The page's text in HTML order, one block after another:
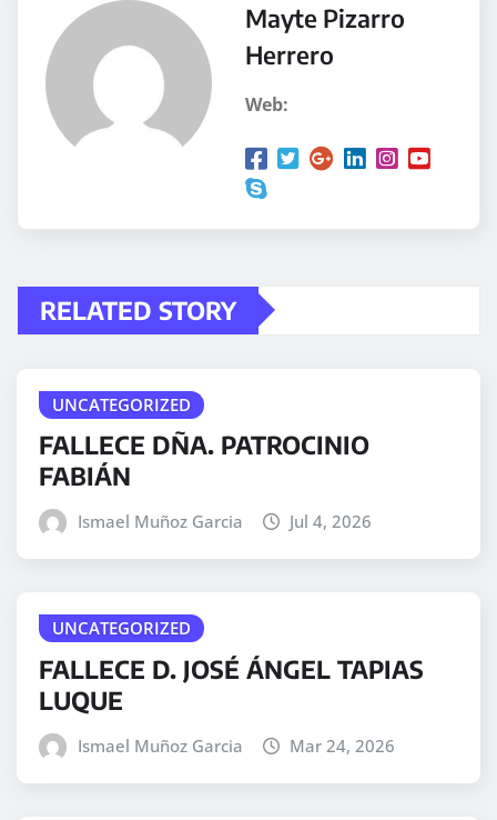
Mayte Pizarro
Herrero
Web:
RELATED STORY
UNCATEGORIZED
FALLECE DÑA. PATROCINIO
FABIÁN
Ismael Muñoz Garcia Jul 4, 2026
UNCATEGORIZED
FALLECE D. JOSÉ ÁNGEL TAPIAS
LUQUE
Ismael Muñoz Garcia Mar 24, 2026